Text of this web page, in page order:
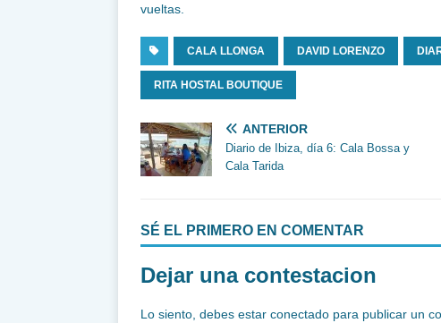
vueltas.
CALA LLONGA DAVID LORENZO
RITA HOSTAL BOUTIQUE
ANTERIOR
Diario de Ibiza, día 6: Cala Bossa y
Cala Tarida
SÉ EL PRIMERO EN COMENTAR
Dejar una contestacion
Lo siento, debes estar conectado para publicar un